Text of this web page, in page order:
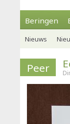
Beringen
Nieuws
Peer